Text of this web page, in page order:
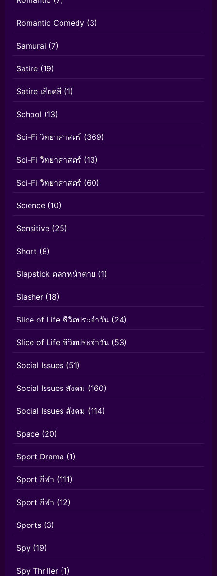
Romantic Comedy (3)
Samurai (7)
Satire (19)
Satire เสียดสี (1)
School (13)
Sci-Fi วิทยาศาสตร์ (369)
Sci-Fi วิทยาศาสตร์ (13)
Sci-Fi วิทยาศาสตร์ (60)
Science (10)
Sensitive (25)
Short (8)
Slapstick ตลกหน้าตาย (1)
Slasher (18)
Slice of Life ชีวิตประจำวัน (24)
Slice of Life ชีวิตประจำวัน (53)
Social Issues (51)
Social Issues สังคม (160)
Social Issues สังคม (114)
Space (20)
Sport Drama (1)
Sport กีฬา (111)
Sport กีฬา (12)
Sports (3)
Spy (19)
Spy Thriller (1)